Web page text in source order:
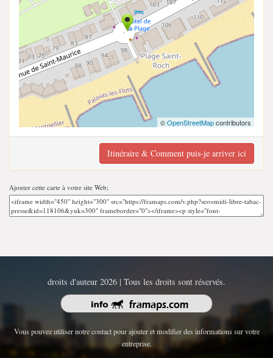
©OpenStreetMapcontributors
Itinéraire & Comment puis-je arriver ici
Ajouter cette carte à votre site Web;
droits d'auteur 2026 | Tous les droits sont réservés.
Vous pouvez utiliser notre contact pour ajouter et modifier des informations sur votre
entreprise.